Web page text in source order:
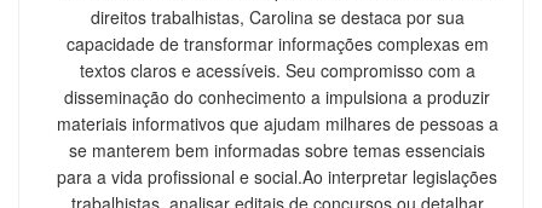
direitos trabalhistas, Carolina se destaca por sua
capacidade de transformar informações complexas em
textos claros e acessíveis. Seu compromisso com a
disseminação do conhecimento a impulsiona a produzir
materiais informativos que ajudam milhares de pessoas a
se manterem bem informadas sobre temas essenciais
para a vida profissional e social.Ao interpretar legislações
trabalhistas, analisar editais de concursos ou detalhar